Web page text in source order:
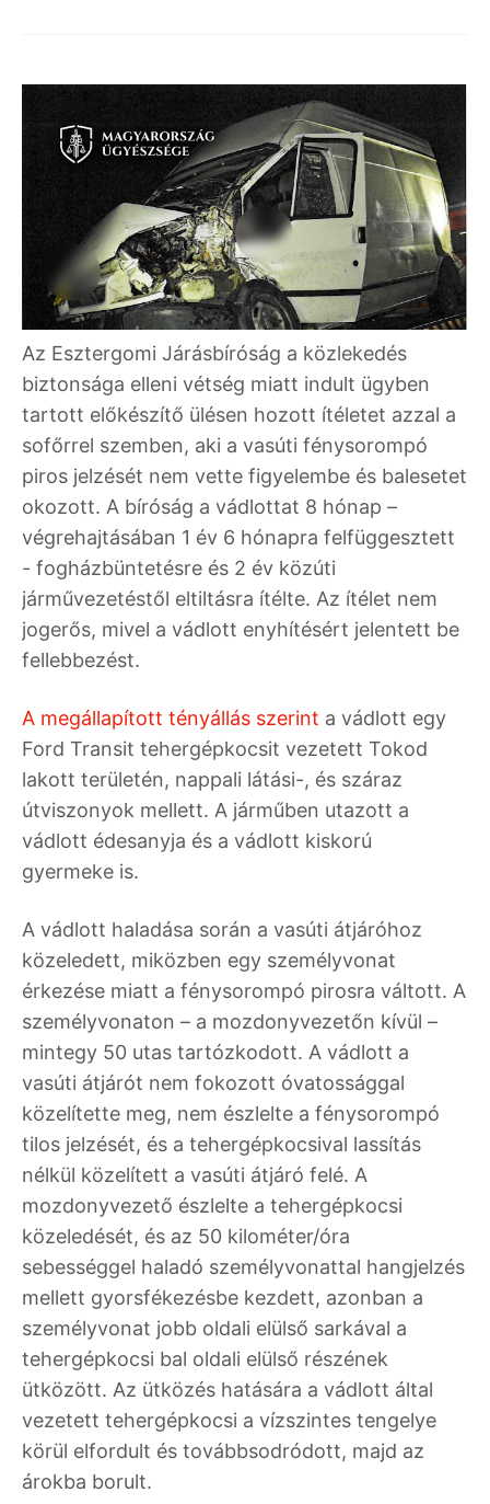
Az Esztergomi Járásbíróság a közlekedés
biztonsága elleni vétség miatt indult ügyben
tartott előkészítő ülésen hozott ítéletet azzal a
sofőrrel szemben, aki a vasúti fénysorompó
piros jelzését nem vette figyelembe és balesetet
okozott. A bíróság a vádlottat 8 hónap –
végrehajtásában 1 év 6 hónapra felfüggesztett
- fogházbüntetésre és 2 év közúti
járművezetéstől eltiltásra ítélte. Az ítélet nem
jogerős, mivel a vádlott enyhítésért jelentett be
fellebbezést.
A megállapított tényállás szerint a vádlott egy
Ford Transit tehergépkocsit vezetett Tokod
lakott területén, nappali látási-, és száraz
útviszonyok mellett. A járműben utazott a
vádlott édesanyja és a vádlott kiskorú
gyermeke is.
A vádlott haladása során a vasúti átjáróhoz
közeledett, miközben egy személyvonat
érkezése miatt a fénysorompó pirosra váltott. A
személyvonaton – a mozdonyvezetőn kívül –
mintegy 50 utas tartózkodott. A vádlott a
vasúti átjárót nem fokozott óvatossággal
közelítette meg, nem észlelte a fénysorompó
tilos jelzését, és a tehergépkocsival lassítás
nélkül közelített a vasúti átjáró felé. A
mozdonyvezető észlelte a tehergépkocsi
közeledését, és az 50 kilométer/óra
sebességgel haladó személyvonattal hangjelzés
mellett gyorsfékezésbe kezdett, azonban a
személyvonat jobb oldali elülső sarkával a
tehergépkocsi bal oldali elülső részének
ütközött. Az ütközés hatására a vádlott által
vezetett tehergépkocsi a vízszintes tengelye
körül elfordult és továbbsodródott, majd az
árokba borult.